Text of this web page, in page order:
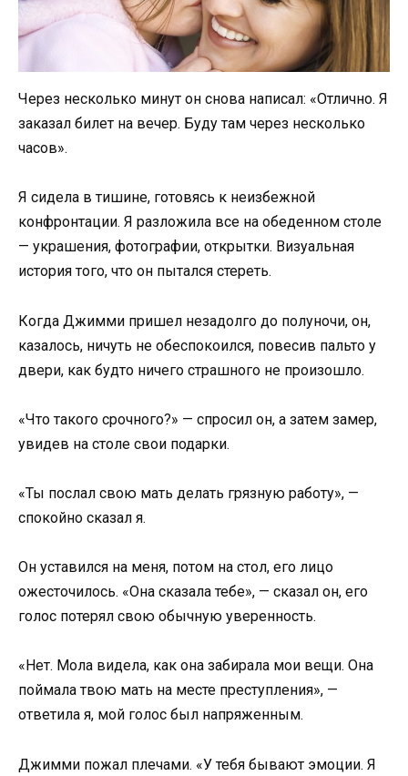
Через несколько минут он снова написал: «Отлично. Я
заказал билет на вечер. Буду там через несколько
часов».
Я сидела в тишине, готовясь к неизбежной
конфронтации. Я разложила все на обеденном столе
— украшения, фотографии, открытки. Визуальная
история того, что он пытался стереть.
Когда Джимми пришел незадолго до полуночи, он,
казалось, ничуть не обеспокоился, повесив пальто у
двери, как будто ничего страшного не произошло.
«Что такого срочного?» — спросил он, а затем замер,
увидев на столе свои подарки.
«Ты послал свою мать делать грязную работу», —
спокойно сказал я.
Он уставился на меня, потом на стол, его лицо
ожесточилось. «Она сказала тебе», — сказал он, его
голос потерял свою обычную уверенность.
«Нет. Мола видела, как она забирала мои вещи. Она
поймала твою мать на месте преступления», —
ответила я, мой голос был напряженным.
Джимми пожал плечами. «У тебя бывают эмоции. Я